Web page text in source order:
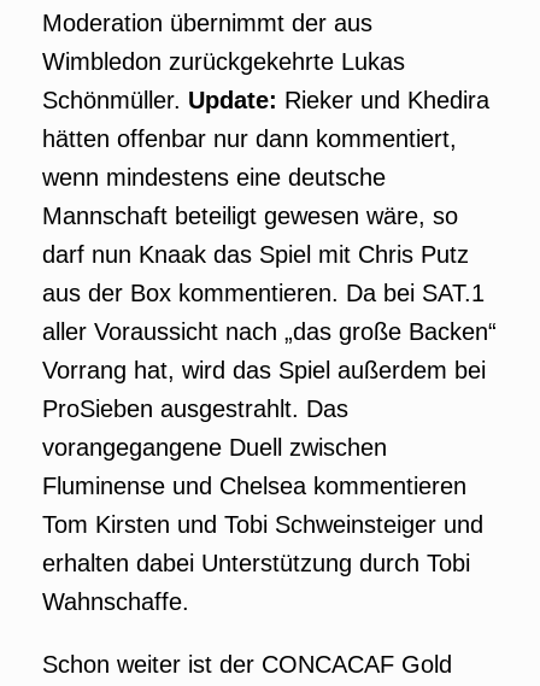
Moderation übernimmt der aus
Wimbledon zurückgekehrte Lukas
Schönmüller. Update: Rieker und Khedira
hätten offenbar nur dann kommentiert,
wenn mindestens eine deutsche
Mannschaft beteiligt gewesen wäre, so
darf nun Knaak das Spiel mit Chris Putz
aus der Box kommentieren. Da bei SAT.1
aller Voraussicht nach „das große Backen“
Vorrang hat, wird das Spiel außerdem bei
ProSieben ausgestrahlt. Das
vorangegangene Duell zwischen
Fluminense und Chelsea kommentieren
Tom Kirsten und Tobi Schweinsteiger und
erhalten dabei Unterstützung durch Tobi
Wahnschaffe.
Schon weiter ist der CONCACAF Gold